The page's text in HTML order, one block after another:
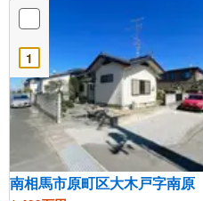
1
南相馬市原町区大木戸字南原